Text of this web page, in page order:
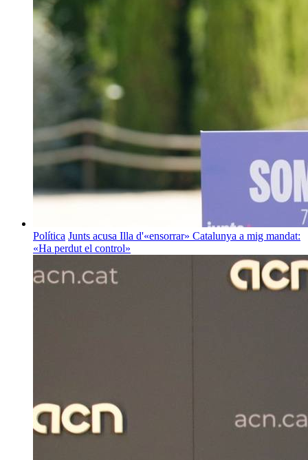
Política Junts acusa Illa d'«ensorrar» Catalunya a mig mandat:
«Ha perdut el control»